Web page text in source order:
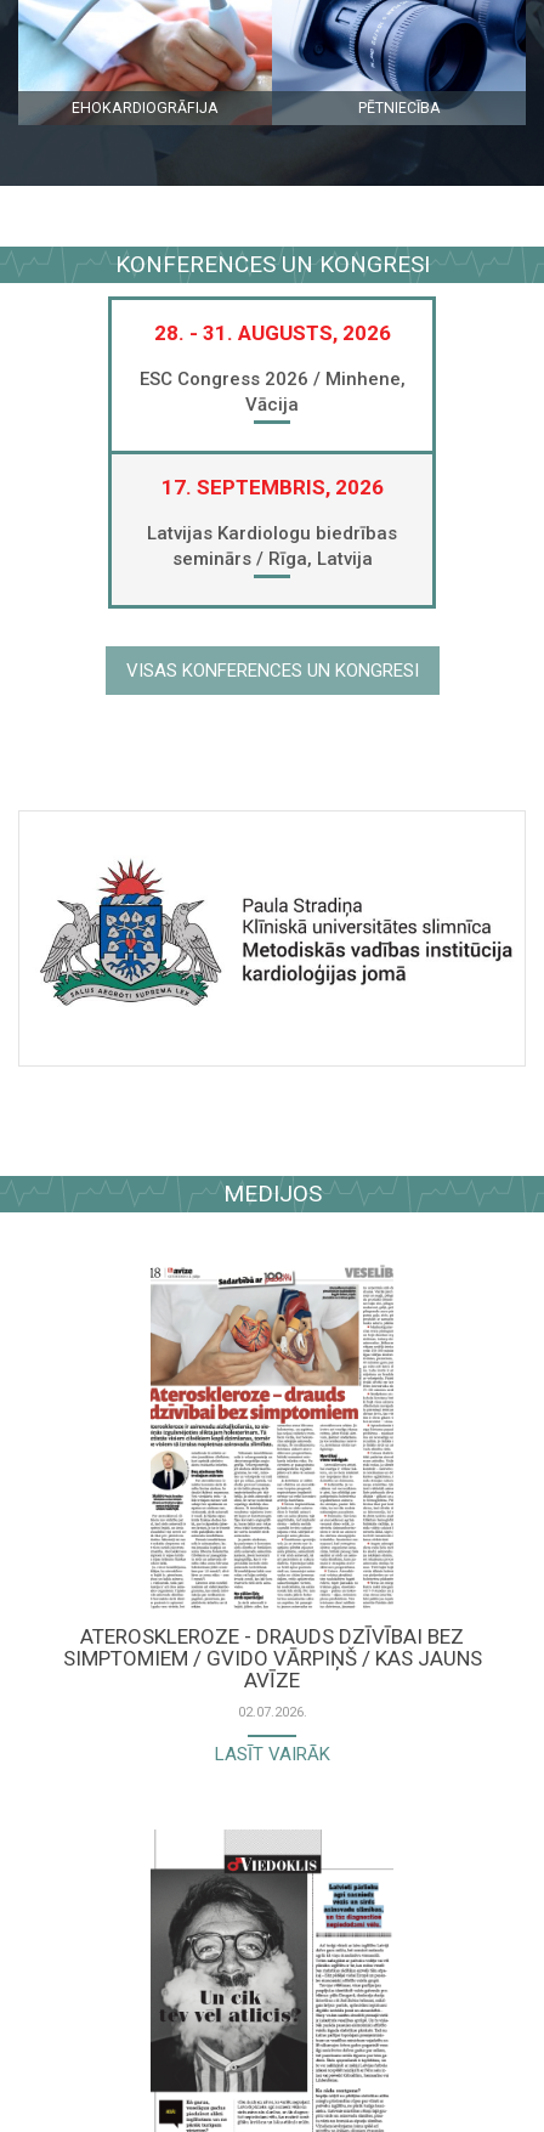
EHOKARDIOGRĀFIJA PĒTNIECĪBA
KONFERENCES UN KONGRESI
28. - 31. AUGUSTS, 2026
ESC Congress 2026 / Minhene,
Vācija
17. SEPTEMBRIS, 2026
Latvijas Kardiologu biedrības
seminārs / Rīga, Latvija
VISAS KONFERENCES UN KONGRESI
MEDIJOS
ATEROSKLEROZE - DRAUDS DZĪVĪBAI BEZ
SIMPTOMIEM / GVIDO VĀRPIŅŠ / KAS JAUNS
AVĪZE
02.07.2026.
LASĪT VAIRĀK